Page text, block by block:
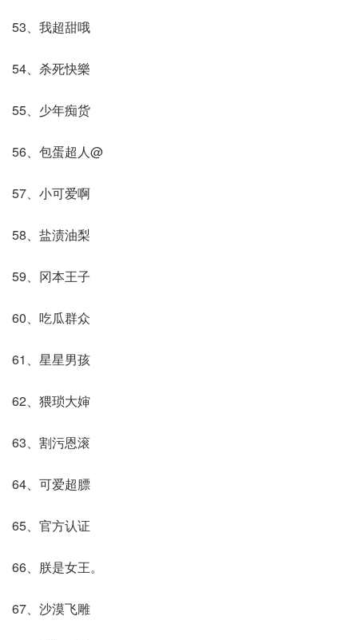
53、我超甜哦
54、杀死快樂
55、少年痴货
56、包蛋超人@
57、小可爱啊
58、盐渍油梨
59、冈本王子
60、吃瓜群众
61、星星男孩
62、猥琐大婶
63、割污恩滚
64、可爱超膘
65、官方认证
66、朕是女王。
67、沙漠飞雕